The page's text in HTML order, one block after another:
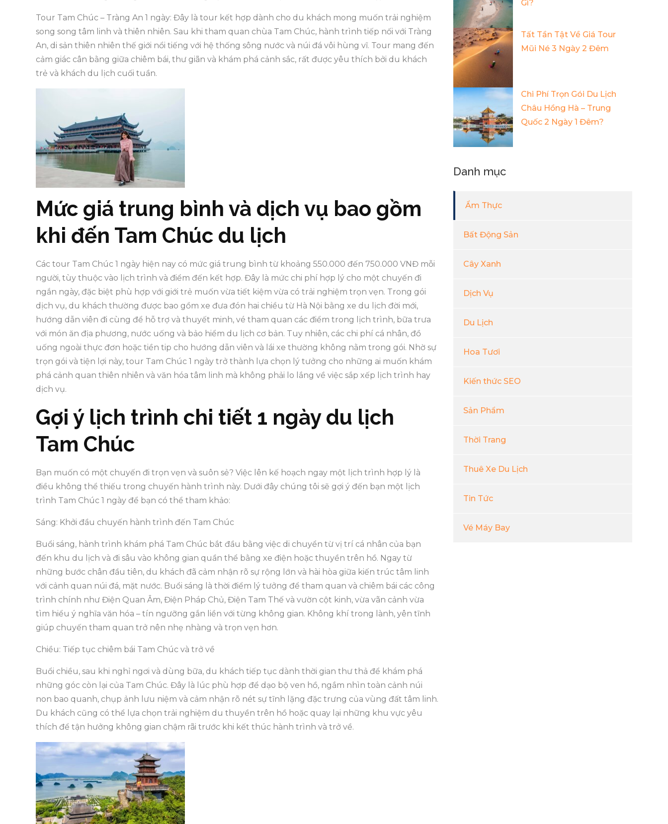
Tour Tam Chúc – Tràng An 1 ngày: Đây là tour kết hợp dành cho du khách mong muốn trải nghiệm
song song tâm linh và thiên nhiên. Sau khi tham quan chùa Tam Chúc, hành trình tiếp nối với Tràng
An, di sản thiên nhiên thế giới nổi tiếng với hệ thống sông nước và núi đá vôi hùng vĩ. Tour mang đến
cảm giác cân bằng giữa chiêm bái, thư giãn và khám phá cảnh sắc, rất được yêu thích bởi du khách
trẻ và khách du lịch cuối tuần.
Mức giá trung bình và dịch vụ bao gồm
khi đến Tam Chúc du lịch
Các tour Tam Chúc 1 ngày hiện nay có mức giá trung bình từ khoảng 550.000 đến 750.000 VNĐ mỗi
người, tùy thuộc vào lịch trình và điểm đến kết hợp. Đây là mức chi phí hợp lý cho một chuyến đi
ngắn ngày, đặc biệt phù hợp với giới trẻ muốn vừa tiết kiệm vừa có trải nghiệm trọn vẹn. Trong gói
dịch vụ, du khách thường được bao gồm xe đưa đón hai chiều từ Hà Nội bằng xe du lịch đời mới,
hướng dẫn viên đi cùng để hỗ trợ và thuyết minh, vé tham quan các điểm trong lịch trình, bữa trưa
với món ăn địa phương, nước uống và bảo hiểm du lịch cơ bản. Tuy nhiên, các chi phí cá nhân, đồ
uống ngoài thực đơn hoặc tiền tip cho hướng dẫn viên và lái xe thường không nằm trong gói. Nhờ sự
trọn gói và tiện lợi này, tour Tam Chúc 1 ngày trở thành lựa chọn lý tưởng cho những ai muốn khám
phá cảnh quan thiên nhiên và văn hóa tâm linh mà không phải lo lắng về việc sắp xếp lịch trình hay
dịch vụ.
Gợi ý lịch trình chi tiết 1 ngày du lịch
Tam Chúc
Bạn muốn có một chuyến đi trọn vẹn và suôn sẻ? Việc lên kế hoạch ngay một lịch trình hợp lý là
điều không thể thiếu trong chuyến hành trình này. Dưới đây chúng tôi sẽ gợi ý đến bạn một lịch
trình Tam Chúc 1 ngày để bạn có thể tham khảo:
Sáng: Khởi đầu chuyến hành trình đến Tam Chúc
Buổi sáng, hành trình khám phá Tam Chúc bắt đầu bằng việc di chuyển từ vị trí cá nhân của bạn
đến khu du lịch và đi sâu vào không gian quần thể bằng xe điện hoặc thuyền trên hồ. Ngay từ
những bước chân đầu tiên, du khách đã cảm nhận rõ sự rộng lớn và hài hòa giữa kiến trúc tâm linh
với cảnh quan núi đá, mặt nước. Buổi sáng là thời điểm lý tưởng để tham quan và chiêm bái các công
trình chính như Điện Quan Âm, Điện Pháp Chủ, Điện Tam Thế và vườn cột kinh, vừa vãn cảnh vừa
tìm hiểu ý nghĩa văn hóa – tín ngưỡng gắn liền với từng không gian. Không khí trong lành, yên tĩnh
giúp chuyến tham quan trở nên nhẹ nhàng và trọn vẹn hơn.
Chiều: Tiếp tục chiêm bái Tam Chúc và trở về
Buổi chiều, sau khi nghỉ ngơi và dùng bữa, du khách tiếp tục dành thời gian thư thả để khám phá
những góc còn lại của Tam Chúc. Đây là lúc phù hợp để dạo bộ ven hồ, ngắm nhìn toàn cảnh núi
non bao quanh, chụp ảnh lưu niệm và cảm nhận rõ nét sự tĩnh lặng đặc trưng của vùng đất tâm linh.
Du khách cũng có thể lựa chọn trải nghiệm du thuyền trên hồ hoặc quay lại những khu vực yêu
thích để tận hưởng không gian chậm rãi trước khi kết thúc hành trình và trở về.
Gì?
Tất Tần Tật Về Giá Tour
Mũi Né 3 Ngày 2 Đêm
Chi Phí Trọn Gói Du Lịch
Châu Hồng Hà – Trung
Quốc 2 Ngày 1 Đêm?
Danh mục
Ẩm Thực
Bất Động Sản
Cây Xanh
Dịch Vụ
Du Lịch
Hoa Tươi
Kiến thức SEO
Sản Phẩm
Thời Trang
Thuê Xe Du Lịch
Tin Tức
Vé Máy Bay